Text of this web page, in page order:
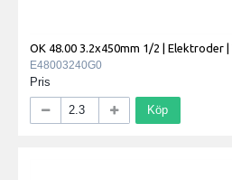
OK 48.00 3.2x450mm 1/2 | Elektroder
E48003240G0
Pris
Köp